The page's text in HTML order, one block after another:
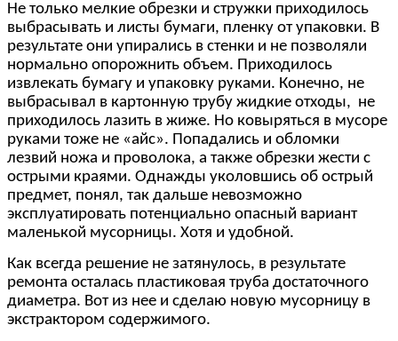
Не только мелкие обрезки и стружки приходилось
выбрасывать и листы бумаги, пленку от упаковки. В
результате они упирались в стенки и не позволяли
нормально опорожнить объем. Приходилось
извлекать бумагу и упаковку руками. Конечно, не
выбрасывал в картонную трубу жидкие отходы, не
приходилось лазить в жиже. Но ковыряться в мусоре
руками тоже не «айс». Попадались и обломки
лезвий ножа и проволока, а также обрезки жести с
острыми краями. Однажды уколовшись об острый
предмет, понял, так дальше невозможно
эксплуатировать потенциально опасный вариант
маленькой мусорницы. Хотя и удобной.
Как всегда решение не затянулось, в результате
ремонта осталась пластиковая труба достаточного
диаметра. Вот из нее и сделаю новую мусорницу в
экстрактором содержимого.